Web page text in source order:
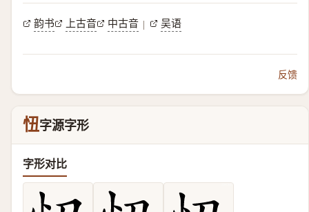
韵书 上古音 中古音 | 吴语
反馈
忸字源字形
字形对比